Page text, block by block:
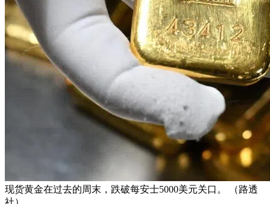
现货黄金在过去的周末，跌破每安士5000美元关口。 （路透
社）